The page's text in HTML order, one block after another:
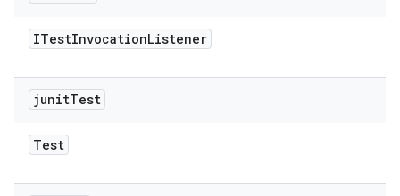
ITestInvocationListener
junitTest
Test